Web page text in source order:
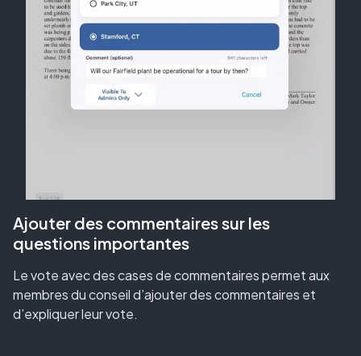
Ajouter des commentaires sur les
questions importantes
Le vote avec des cases de commentaires permet aux
membres du conseil d’ajouter des commentaires et
d’expliquer leur vote.